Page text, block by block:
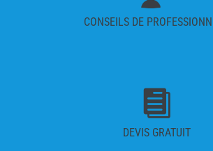
CONSEILS DE

DEVIS GRATUIT